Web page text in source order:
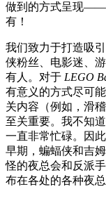
做到的方式呈现——
有！
我们致力于打造吸
侠粉丝、电影迷、
有人。对于 LEGO
有意义的方式尽可
关内容（例如，滑
至关重要。我不知
一直非常忙碌。因
早期，蝙蝠侠和吉
怪的夜总会和反派
布在各处的各种夜